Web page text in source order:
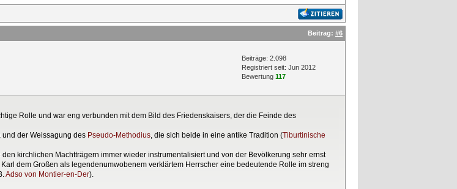
Beitrag: #6
Beiträge: 2.098
Registriert seit: Jun 2012
Bewertung 117
Rolle und war eng verbunden mit dem Bild des Friedenskaisers, der die Feinde des
der Weissagung des Pseudo-Methodius, die sich beide in eine antike Tradition (Tiburtinische
kirchlichen Machtträgern immer wieder instrumentalisiert und von der Bevölkerung sehr ernst
dem Großen als legendenumwobenem verklärtem Herrscher eine bedeutende Rolle im streng
Adso von Montier-en-Der).